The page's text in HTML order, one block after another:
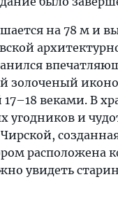
на 78 м и
золоченый
веками. В
угодников и
расположена
увидеть